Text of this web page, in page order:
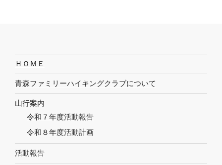
ＨＯＭＥ
青森ファミリーハイキングクラブについて
山行案内
令和７年度活動報告
令和８年度活動計画
活動報告